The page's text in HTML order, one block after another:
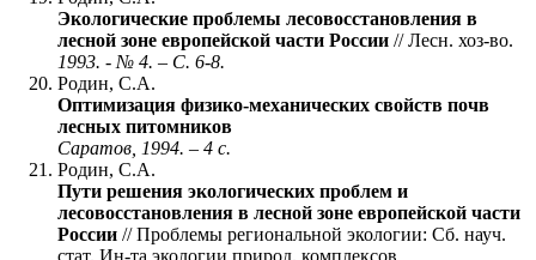
Экологические проблемы лесовосстановления в
лесной зоне европейской части России // Лесн. хоз-во.
1993. - № 4. – С. 6-8.
Родин, С.А.
Оптимизация физико-механических свойств почв
лесных питомников
Саратов, 1994. – 4 с.
Родин, С.А.
Пути решения экологических проблем и
лесовосстановления в лесной зоне европейской части
России // Проблемы региональной экологии: Сб. науч.
стат. Ин-та экологии природ. комплексов